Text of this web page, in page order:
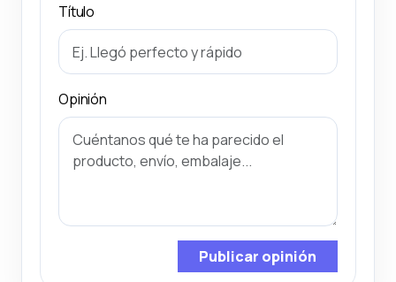
Título
Opinión
Publicar opinión